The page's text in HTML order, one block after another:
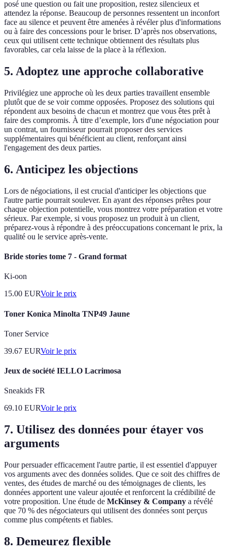
posé une question ou fait une proposition, restez silencieux et
attendez la réponse. Beaucoup de personnes ressentent un inconfort
face au silence et peuvent être amenées à révéler plus d'informations
ou à faire des concessions pour le briser. D’après nos observations,
ceux qui utilisent cette technique obtiennent des résultats plus
favorables, car cela laisse de la place à la réflexion.
5. Adoptez une approche collaborative
Privilégiez une approche où les deux parties travaillent ensemble
plutôt que de se voir comme opposées. Proposez des solutions qui
répondent aux besoins de chacun et montrez que vous êtes prêt à
faire des compromis. À titre d’exemple, lors d'une négociation pour
un contrat, un fournisseur pourrait proposer des services
supplémentaires qui bénéficient au client, renforçant ainsi
l'engagement des deux parties.
6. Anticipez les objections
Lors de négociations, il est crucial d'anticiper les objections que
l'autre partie pourrait soulever. En ayant des réponses prêtes pour
chaque objection potentielle, vous montrez votre préparation et votre
sérieux. Par exemple, si vous proposez un produit à un client,
préparez-vous à répondre à des préoccupations concernant le prix, la
qualité ou le service après-vente.
Bride stories tome 7 - Grand format
Ki-oon
15.00 EURVoir le prix
Toner Konica Minolta TNP49 Jaune
Toner Service
39.67 EURVoir le prix
Jeux de société IELLO Lacrimosa
Sneakids FR
69.10 EURVoir le prix
7. Utilisez des données pour étayer vos
arguments
Pour persuader efficacement l'autre partie, il est essentiel d'appuyer
vos arguments avec des données solides. Que ce soit des chiffres de
ventes, des études de marché ou des témoignages de clients, les
données apportent une valeur ajoutée et renforcent la crédibilité de
votre proposition. Une étude de McKinsey & Company a révélé
que 70 % des négociateurs qui utilisent des données sont perçus
comme plus compétents et fiables.
8. Demeurez flexible